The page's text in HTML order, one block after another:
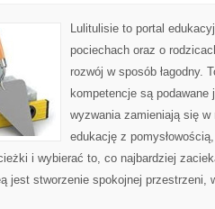
Lulitulisie to portal
pociechach oraz o
rozwój w sposób łagodny.
kompetencje są
wyzwania zamieniają się w
edukację z
i wybierać to, co najbardziej
jest stworzenie spokojnej przestrzeni,